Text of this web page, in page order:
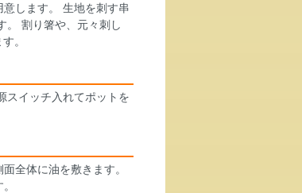
します。 生地を刺す串
。 割り箸や、元々刺し
。
スイッチ入れてポットを
全体に油を敷きます。